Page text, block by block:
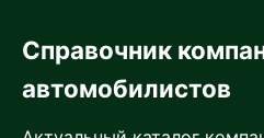
Справочник
автомобилистов